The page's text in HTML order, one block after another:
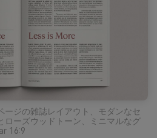
ージの雑誌レイアウト、モダンなセ
ローズウッドトーン、ミニマルなグ
16:9